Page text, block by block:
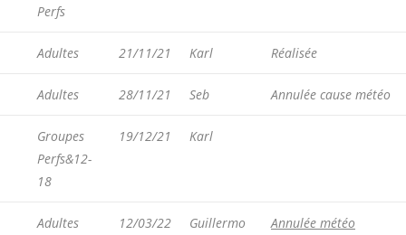
Perfs
Adultes 21/11/21 Karl Réalisée
Adultes 28/11/21 Seb Annulée cause météo
Groupes
Perfs&12-
18
19/12/21 Karl
Adultes 12/03/22 Guillermo Annulée météo